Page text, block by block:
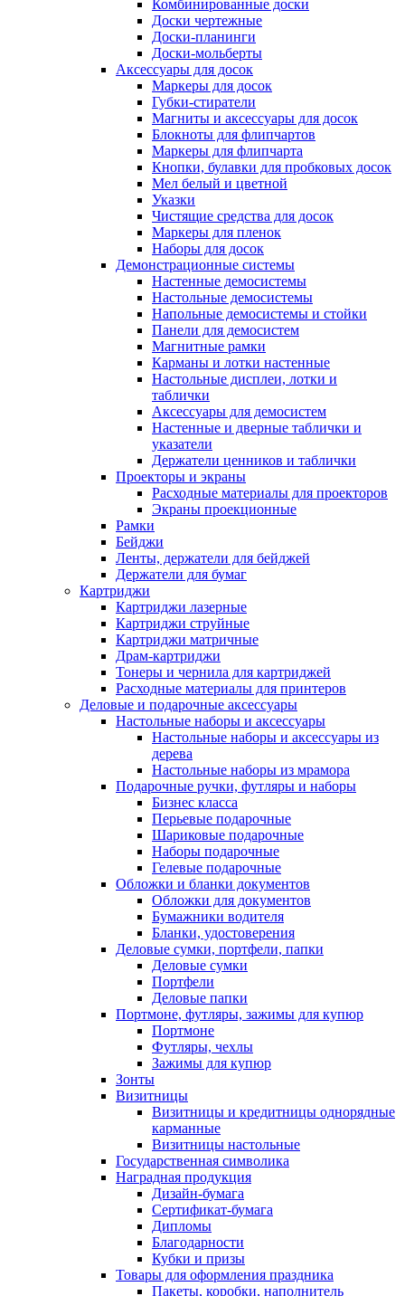
Комбинированные доски
Доски чертежные
Доски-планинги
Доски-мольберты
Аксессуары для досок
Маркеры для досок
Губки-стиратели
Магниты и аксессуары для досок
Блокноты для флипчартов
Маркеры для флипчарта
Кнопки, булавки для пробковых досок
Мел белый и цветной
Указки
Чистящие средства для досок
Маркеры для пленок
Наборы для досок
Демонстрационные системы
Настенные демосистемы
Настольные демосистемы
Напольные демосистемы и стойки
Панели для демосистем
Магнитные рамки
Карманы и лотки настенные
Настольные дисплеи, лотки и
таблички
Аксессуары для демосистем
Настенные и дверные таблички и
указатели
Держатели ценников и таблички
Проекторы и экраны
Расходные материалы для проекторов
Экраны проекционные
Рамки
Бейджи
Ленты, держатели для бейджей
Держатели для бумаг
Картриджи
Картриджи лазерные
Картриджи струйные
Картриджи матричные
Драм-картриджи
Тонеры и чернила для картриджей
Расходные материалы для принтеров
Деловые и подарочные аксессуары
Настольные наборы и аксессуары
Настольные наборы и аксессуары из
дерева
Настольные наборы из мрамора
Подарочные ручки, футляры и наборы
Бизнес класса
Перьевые подарочные
Шариковые подарочные
Наборы подарочные
Гелевые подарочные
Обложки и бланки документов
Обложки для документов
Бумажники водителя
Бланки, удостоверения
Деловые сумки, портфели, папки
Деловые сумки
Портфели
Деловые папки
Портмоне, футляры, зажимы для купюр
Портмоне
Футляры, чехлы
Зажимы для купюр
Зонты
Визитницы
Визитницы и кредитницы однорядные
карманные
Визитницы настольные
Государственная символика
Наградная продукция
Дизайн-бумага
Сертификат-бумага
Дипломы
Благодарности
Кубки и призы
Товары для оформления праздника
Пакеты, коробки, наполнитель